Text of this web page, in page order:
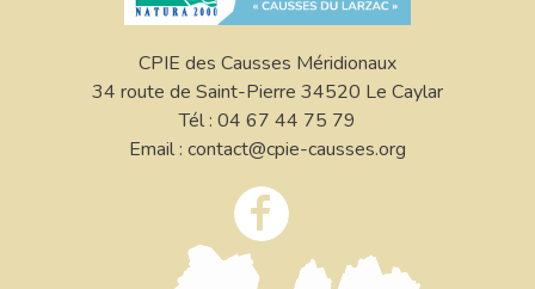
CPIE des Causses Méridionaux
34 route de Saint-Pierre 34520 Le Caylar
Tél : 04 67 44 75 79
Email : contact@cpie-causses.org